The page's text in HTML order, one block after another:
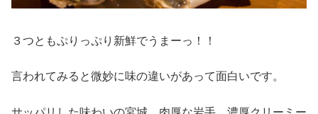
３つともぷりっぷり新鮮でうまーっ！！
言われてみると微妙に味の違いがあって面白いです。